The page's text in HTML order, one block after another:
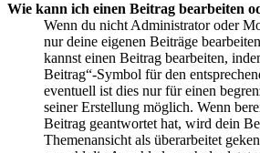
Wie kann ich einen Beitrag bearbeiten
Wenn du nicht Administrator oder
nur deine eigenen Beiträge
kannst einen Beitrag bearbeiten,
Beitrag“-Symbol für den
eventuell ist dies nur für einen
seiner Erstellung möglich. Wenn
Beitrag geantwortet hat, wird dein
Themenansicht als überarbeitet